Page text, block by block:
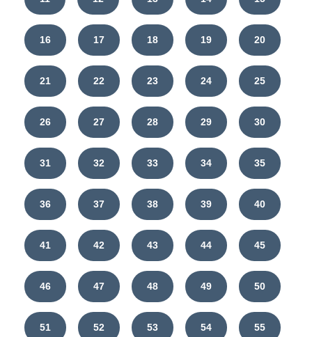
16 17 18 19 20
21 22 23 24 25
26 27 28 29 30
31 32 33 34 35
36 37 38 39 40
41 42 43 44 45
46 47 48 49 50
51 52 53 54 55